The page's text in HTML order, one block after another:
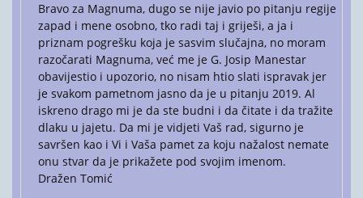
Bravo za Magnuma, dugo se nije javio po pitanju regije
zapad i mene osobno, tko radi taj i griješi, a ja i
priznam pogrešku koja je sasvim slučajna, no moram
razočarati Magnuma, već me je G. Josip Manestar
obavijestio i upozorio, no nisam htio slati ispravak jer
je svakom pametnom jasno da je u pitanju 2019. Al
iskreno drago mi je da ste budni i da čitate i da tražite
dlaku u jajetu. Da mi je vidjeti Vaš rad, sigurno je
savršen kao i Vi i Vaša pamet za koju nažalost nemate
onu stvar da je prikažete pod svojim imenom.
Dražen Tomić